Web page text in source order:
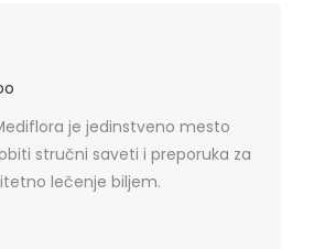
je jedinstveno mesto
stručni saveti i preporuka za
lečenje biljem.